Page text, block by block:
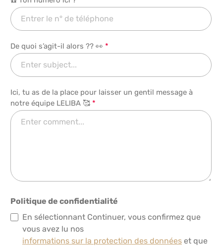
De quoi s’agit-il alors ?? 👀 *
Ici, tu as de la place pour laisser un gentil message à
notre équipe LELIBA 🥰 *
Politique de confidentialité
En sélectionnant Continuer, vous confirmez que
vous avez lu nos
informations sur la protection des données et que